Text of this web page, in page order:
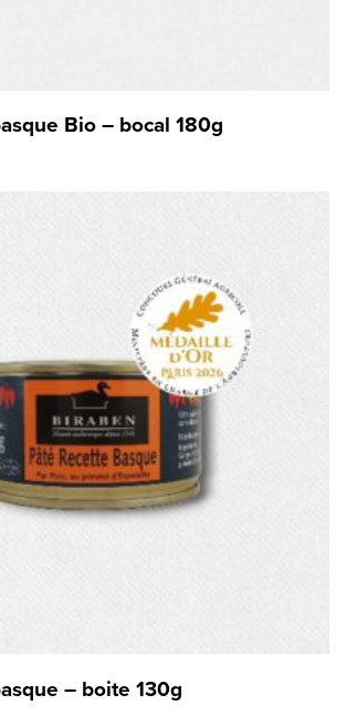
Bio – bocal 180g
– boite 130g